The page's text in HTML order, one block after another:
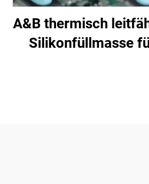
A&B thermisch
Silikonfüllmasse